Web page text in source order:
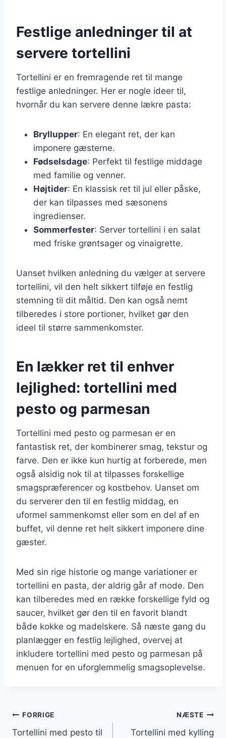
Festlige anledninger til at
servere tortellini
Tortellini er en fremragende ret til mange
festlige anledninger. Her er nogle ideer til,
hvornår du kan servere denne lækre pasta:
Bryllupper: En elegant ret, der kan
imponere gæsterne.
Fødselsdage: Perfekt til festlige middage
med familie og venner.
Højtider: En klassisk ret til jul eller påske,
der kan tilpasses med sæsonens
ingredienser.
Sommerfester: Server tortellini i en salat
med friske grøntsager og vinaigrette.
Uanset hvilken anledning du vælger at servere
tortellini, vil den helt sikkert tilføje en festlig
stemning til dit måltid. Den kan også nemt
tilberedes i store portioner, hvilket gør den
ideel til større sammenkomster.
En lækker ret til enhver
lejlighed: tortellini med
pesto og parmesan
Tortellini med pesto og parmesan er en
fantastisk ret, der kombinerer smag, tekstur og
farve. Den er ikke kun hurtig at forberede, men
også alsidig nok til at tilpasses forskellige
smagspræferencer og kostbehov. Uanset om
du serverer den til en festlig middag, en
uformel sammenkomst eller som en del af en
buffet, vil denne ret helt sikkert imponere dine
gæster.
Med sin rige historie og mange variationer er
tortellini en pasta, der aldrig går af mode. Den
kan tilberedes med en række forskellige fyld og
saucer, hvilket gør den til en favorit blandt
både kokke og madelskere. Så næste gang du
planlægger en festlig lejlighed, overvej at
inkludere tortellini med pesto og parmesan på
menuen for en uforglemmelig smagsoplevelse.
Indlægsnavigation
FORRIGE
Tortellini med pesto til
NÆSTE
Tortellini med kylling